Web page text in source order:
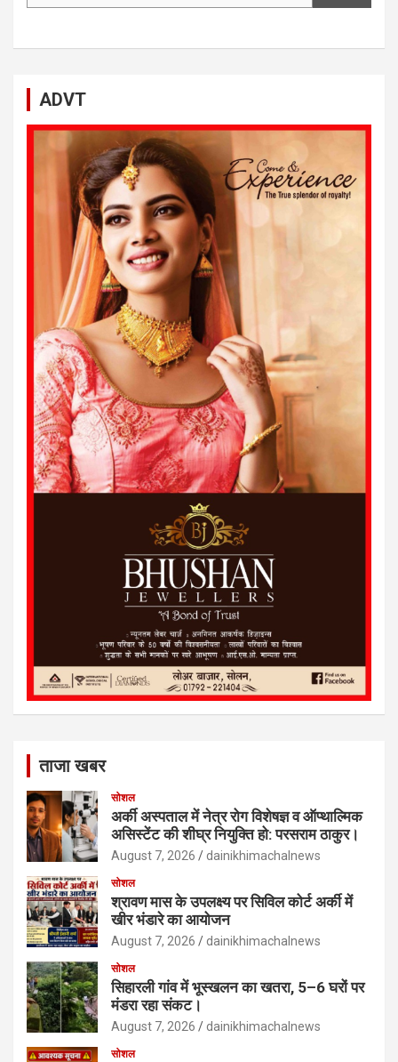
ADVT
ताजा खबर
सोशल
अर्की अस्पताल में नेत्र रोग विशेषज्ञ व ऑप्थाल्मिक
असिस्टेंट की शीघ्र नियुक्ति हो: परसराम ठाकुर।
August 7, 2026 dainikhimachalnews
सोशल
श्रावण मास के उपलक्ष्य पर सिविल कोर्ट अर्की में
खीर भंडारे का आयोजन
August 7, 2026 dainikhimachalnews
सोशल
सिहारली गांव में भूस्खलन का खतरा, 5–6 घरों पर
मंडरा रहा संकट।
August 7, 2026 dainikhimachalnews
सोशल